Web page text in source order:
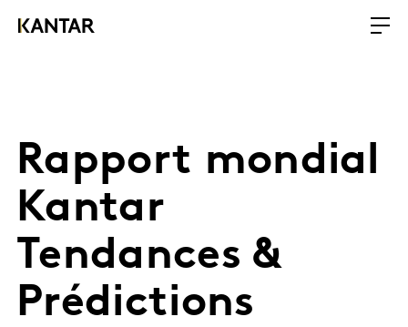
Rapport mondial
Kantar
Tendances &
Prédictions